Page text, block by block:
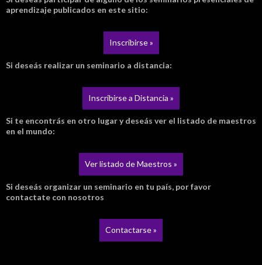
aprendizaje publicados en este sitio:
Inscribirse »
Si deseás realizar un seminario a distancia:
Inscribirse a Distancia »
Si te encontrás en otro lugar y deseás ver el listado de maestros
en el mundo:
Ver listado de Maestros »
Si deseás organizar un seminario en tu país, por favor
contactate con nosotros
Contactarse »